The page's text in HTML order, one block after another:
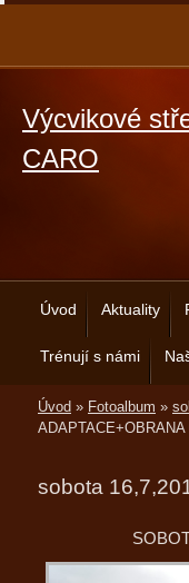
Výcvikové
CARO
Úvod Aktuality
Trénují s námi
Úvod » Fotoalbum »
ADAPTACE+OBRANA
sobota